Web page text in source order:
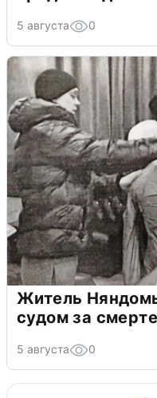
5 августа 0
Житель
судом за
5 августа 0